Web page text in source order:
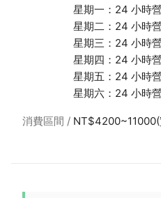
星期一：24 小時
星期二：24 小時
星期三：24 小時
星期四：24 小時
星期五：24 小時
星期六：24 小時
消費區間